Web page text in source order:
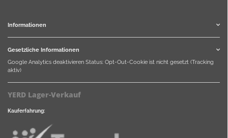
Informationen
Gesetzliche Informationen
Google Analytics deaktivieren Status: Opt-Out-Cookie ist nicht gesetzt (Tracking
aktiv)
YERD Lager-Verkauf
Kauferfahrung: